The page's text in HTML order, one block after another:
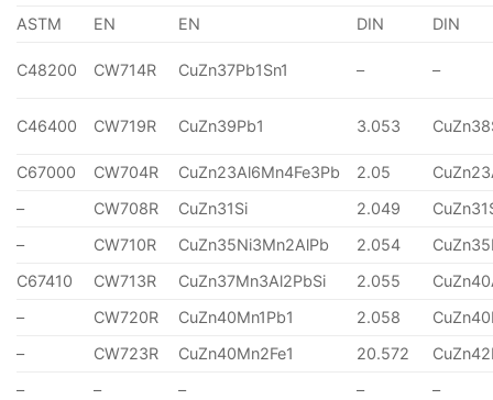
ASTM EN EN DIN DIN
C48200 CW714R CuZn37Pb1Sn1 – –
C46400 CW719R CuZn39Pb1 3.053
C67000 CW704R CuZn23Al6Mn4Fe3Pb 2.05
–
CW708R CuZn31Si 2.049
–
CW710R CuZn35Ni3Mn2AlPb 2.054
C67410
CW713R CuZn37Mn3Al2PbSi 2.055
–
CW720R CuZn40Mn1Pb1 2.058
–
CW723R CuZn40Mn2Fe1 20.572
–
– – –
–